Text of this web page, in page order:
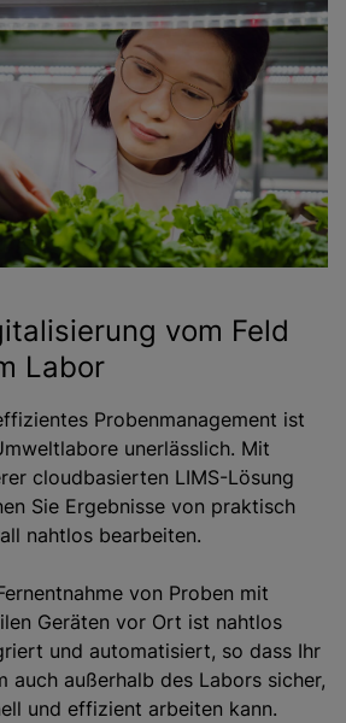
vom Feld
Labor
Probenmanagement ist
unerlässlich. Mit
cloudbasierten LIMS-Lösung
Sie Ergebnisse von praktisch
nahtlos bearbeiten.
von Proben mit
Geräten vor Ort ist nahtlos
und automatisiert, so dass Ihr
auch außerhalb des Labors sicher,
und effizient arbeiten kann.